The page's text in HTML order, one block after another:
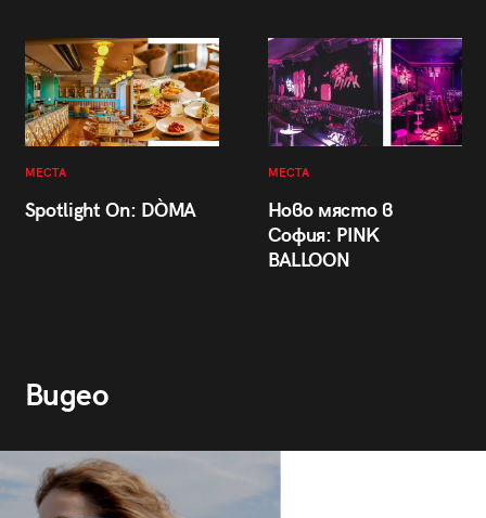
МЕСТА
Spotlight On: DÒMA
МЕСТА
Ново място в
София: PINK
BALLOON
Видео